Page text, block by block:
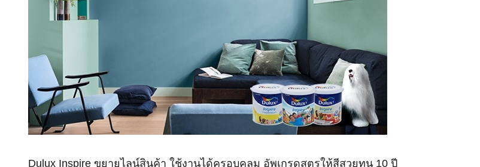
Dulux Inspire ขยายไลน์สินค้า ใช้งานได้ครอบคลุม อัพเกรดสูตรให้สีสวยทน 10 ปี